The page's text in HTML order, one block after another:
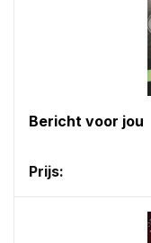
Bericht voor jou
Prijs: